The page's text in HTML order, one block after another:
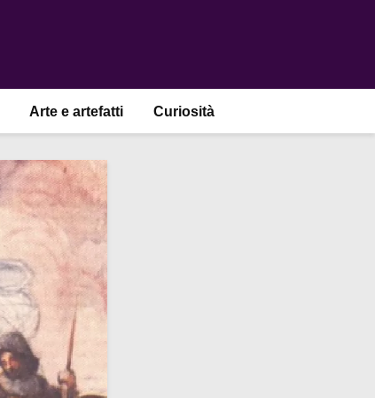
Arte e artefatti Curiosità